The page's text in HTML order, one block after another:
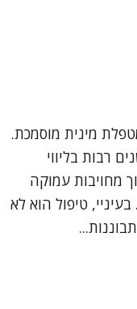
מינית מוסמכת.
רבות בליווי
מחויבות עמוקה
טיפול הוא לא